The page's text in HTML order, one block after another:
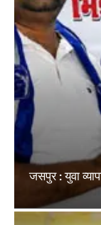
जसपुर : युवा